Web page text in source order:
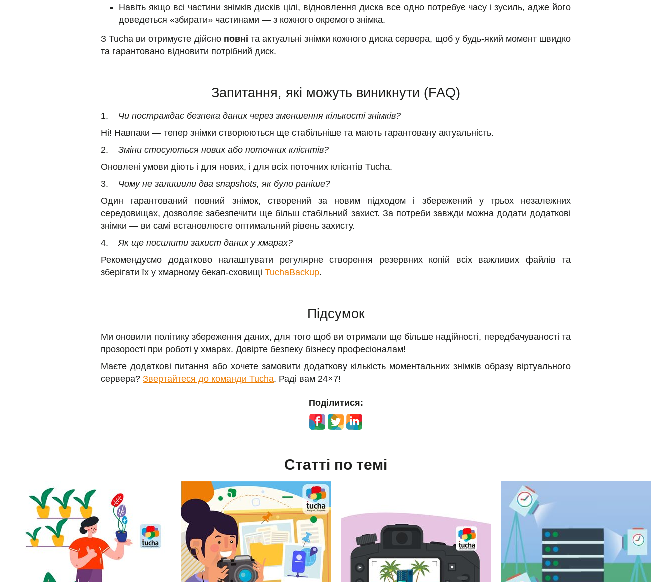
Навіть якщо всі частини знімків дисків цілі, відновлення диска все одно потребує часу і зусиль, адже його
доведеться «збирати» частинами — з кожного окремого знімка.
З Tucha ви отримуєте дійсно повні та актуальні знімки кожного диска сервера, щоб у будь-який момент швидко
та гарантовано відновити потрібний диск.
Запитання, які можуть виникнути (FAQ)
1. Чи постраждає безпека даних через зменшення кількості знімків?
Ні! Навпаки — тепер знімки створюються ще стабільніше та мають гарантовану актуальність.
2. Зміни стосуються нових або поточних клієнтів?
Оновлені умови діють і для нових, і для всіх поточних клієнтів Tucha.
3. Чому не залишили два snapshots, як було раніше?
Один гарантований повний знімок, створений за новим підходом і збережений у трьох незалежних
середовищах, дозволяє забезпечити ще більш стабільний захист. За потреби завжди можна додати додаткові
знімки — ви самі встановлюєте оптимальний рівень захисту.
4.Як ще посилити захист даних у хмарах?
Рекомендуємо додатково налаштувати регулярне створення резервних копій всіх важливих файлів та
зберігати їх у хмарному бекап-сховищі TuchaBackup.
Підсумок
Ми оновили політику збереження даних, для того щоб ви отримали ще більше надійності, передбачуваності та
прозорості при роботі у хмарах. Довірте безпеку бізнесу професіоналам!
Маєте додаткові питання або хочете замовити додаткову кількість моментальних знімків образу віртуального
сервера? Звертайтеся до команди Tucha. Раді вам 24×7!
Поділитися:
Статті по темі